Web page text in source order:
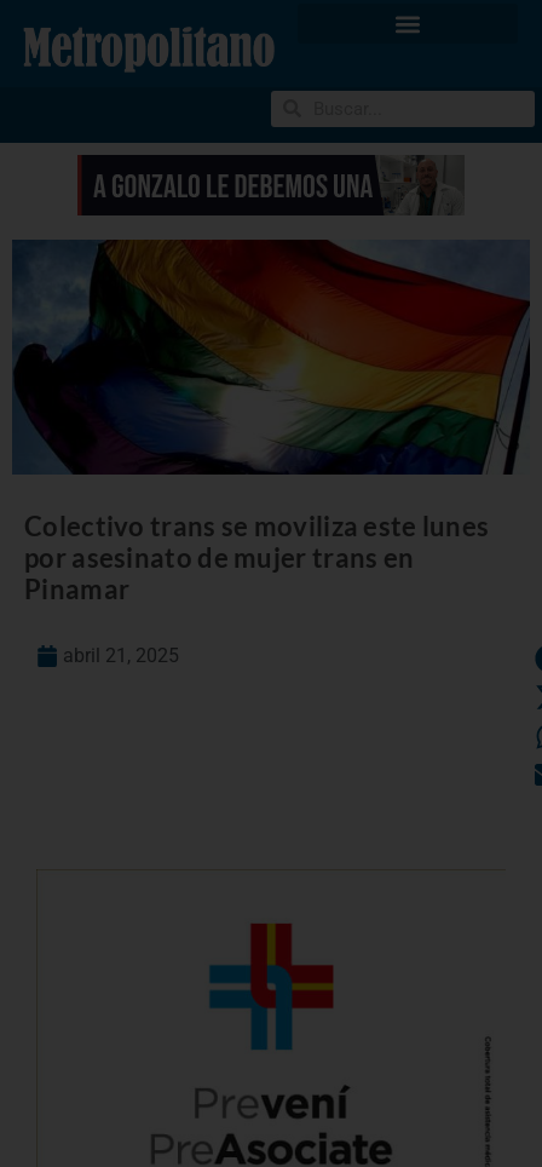
Colectivo trans se moviliza este lunes
por asesinato de mujer trans en
Pinamar
abril 21, 2025